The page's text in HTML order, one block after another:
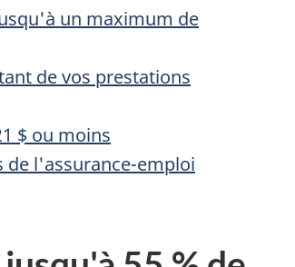
un maximum de
de vos prestations
$ ou moins
de l'assurance-emploi